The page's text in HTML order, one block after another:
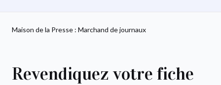
Maison de la Presse : Marchand de journaux
Revendiquez votre fiche